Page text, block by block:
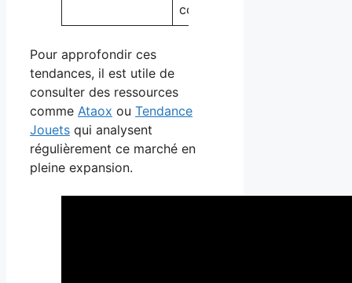
connectés
Pour approfondir ces
tendances, il est utile de
consulter des ressources
comme Ataox ou Tendance
Jouets qui analysent
régulièrement ce marché en
pleine expansion.